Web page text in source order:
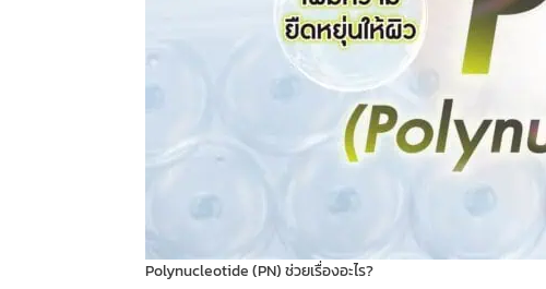
Polynucleotide (PN) ช่วยเรื่องอะไร?